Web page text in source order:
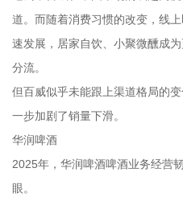
道。而随着消费习惯的改变，线
速发展，居家自饮、小聚微醺成
分流。
但百威似乎未能跟上渠道格局的
一步加剧了销量下滑。
华润啤酒
2025年，华润啤酒啤酒业务经营
眼。